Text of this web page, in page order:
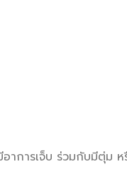
าการเจ็บ ร่วมกับมีตุ่ม